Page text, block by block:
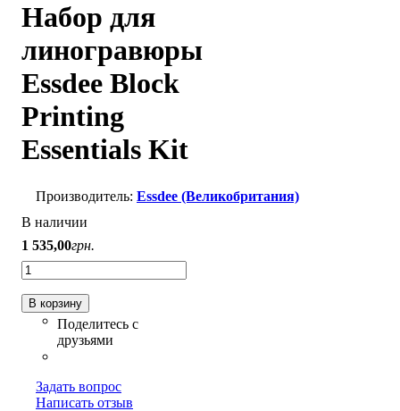
Набор для
линогравюры
Essdee Block
Printing
Essentials Kit
Essdee (Великобритания)
В наличии
1 535,00грн.
В корзину
Задать вопрос
Написать отзыв